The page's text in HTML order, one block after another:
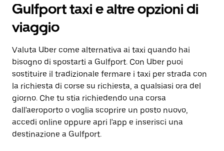
Gulfport taxi e altre opzioni di
viaggio
Valuta Uber come alternativa ai taxi quando hai
bisogno di spostarti a Gulfport. Con Uber puoi
sostituire il tradizionale fermare i taxi per strada con
la richiesta di corse su richiesta, a qualsiasi ora del
giorno. Che tu stia richiedendo una corsa
dall'aeroporto o voglia scoprire un posto nuovo,
accedi online oppure apri l'app e inserisci una
destinazione a Gulfport.